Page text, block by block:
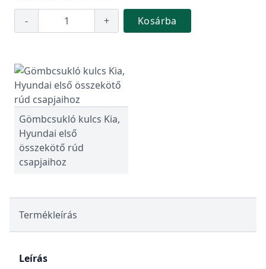
- + Kosárba
Gömbcsukló kulcs Kia,
Hyundai első
összekötő rúd
csapjaihoz
Termékleírás
Leírás